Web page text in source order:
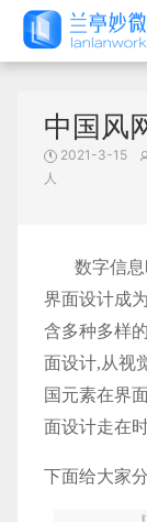
中国风
2021-3-15
人
数字信息
界面设计成
含多种多样
面设计,从视
国元素在界
面设计走在
下面给大家